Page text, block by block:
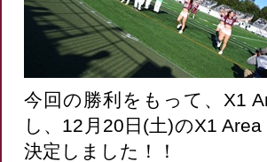
今回の勝利をもって、X1
し、12月20日(土)のX1
決定しました！！